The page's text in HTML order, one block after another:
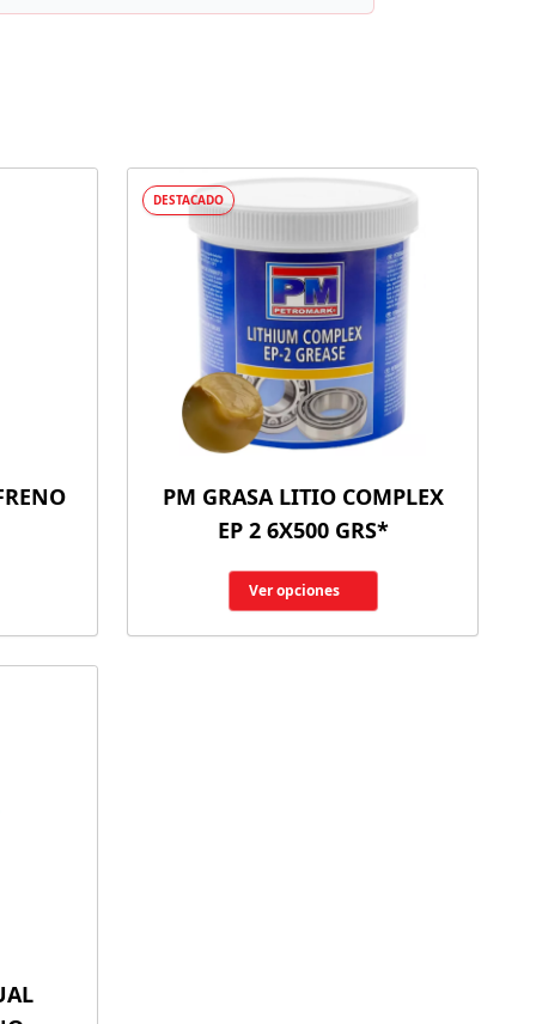
DESTACADO
PM GRASA LITIO COMPLEX
EP 2 6X500 GRS*
Ver opciones